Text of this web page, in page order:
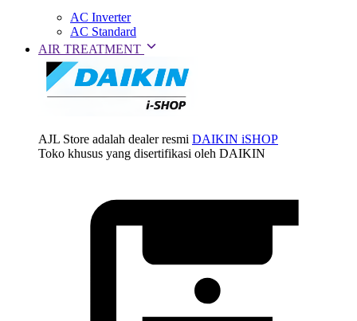
AC Inverter
AC Standard
AIR TREATMENT
AJL Store adalah dealer resmi DAIKIN iSHOP
Toko khusus yang disertifikasi oleh DAIKIN